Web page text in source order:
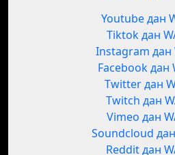
Youtube дан
Tiktok дан
Instagram дан
Facebook дан
Twitter дан
Twitch дан
Vimeo дан
Soundcloud дан
Reddit дан